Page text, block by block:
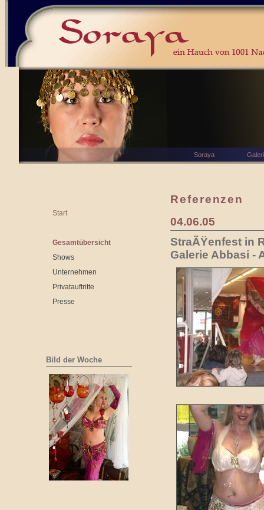
Start
Gesamtübersicht
Shows
Unternehmen
Privatauftritte
Presse
Bild der Woche
Referenzen
04.06.05
StraÃŸenfest in
Galerie Abbasi -
Soraya